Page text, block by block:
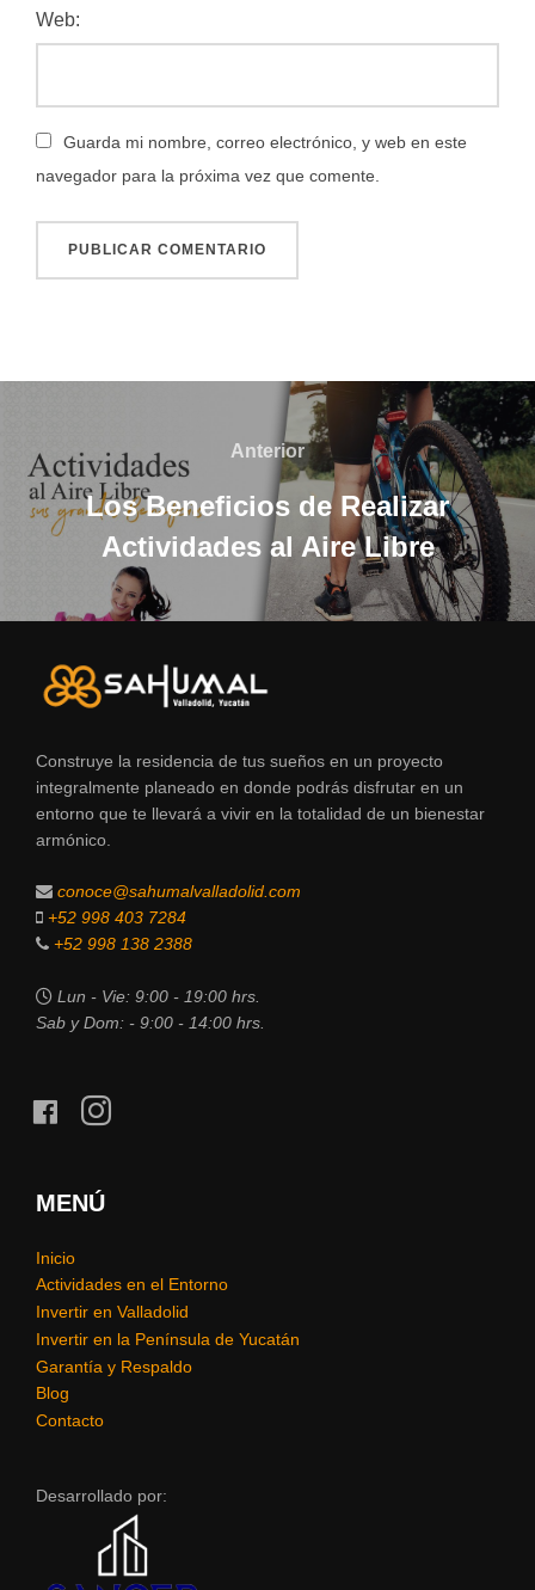
Web:
Guarda mi nombre, correo electrónico, y web en este
navegador para la próxima vez que comente.
de
entradas
Anterior
Anterior
Los Beneficios de Realizar
Actividades al Aire Libre
Construye la residencia de tus sueños en un proyecto
integralmente planeado en donde podrás disfrutar en un
entorno que te llevará a vivir en la totalidad de un bienestar
armónico.
conoce@sahumalvalladolid.com
+52 998 403 7284
+52 998 138 2388
Lun - Vie: 9:00 - 19:00 hrs.
Sab y Dom: - 9:00 - 14:00 hrs.
facebookinstagram
MENÚ
Inicio
Actividades en el Entorno
Invertir en Valladolid
Invertir en la Península de Yucatán
Garantía y Respaldo
Blog
Contacto
Desarrollado por: